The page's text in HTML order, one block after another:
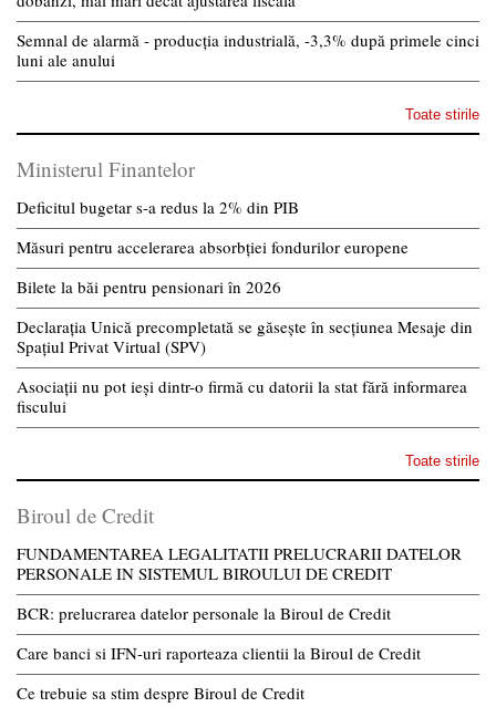
Semnal de alarmă - producția industrială, -3,3% după primele cinci
luni ale anului
Toate stirile
Ministerul Finantelor
Deficitul bugetar s-a redus la 2% din PIB
Măsuri pentru accelerarea absorbției fondurilor europene
Bilete la băi pentru pensionari în 2026
Declarația Unică precompletată se găsește în secțiunea Mesaje din
Spațiul Privat Virtual (SPV)
Asociații nu pot ieși dintr-o firmă cu datorii la stat fără informarea
fiscului
Toate stirile
Biroul de Credit
FUNDAMENTAREA LEGALITATII PRELUCRARII DATELOR
PERSONALE IN SISTEMUL BIROULUI DE CREDIT
BCR: prelucrarea datelor personale la Biroul de Credit
Care banci si IFN-uri raporteaza clientii la Biroul de Credit
Ce trebuie sa stim despre Biroul de Credit